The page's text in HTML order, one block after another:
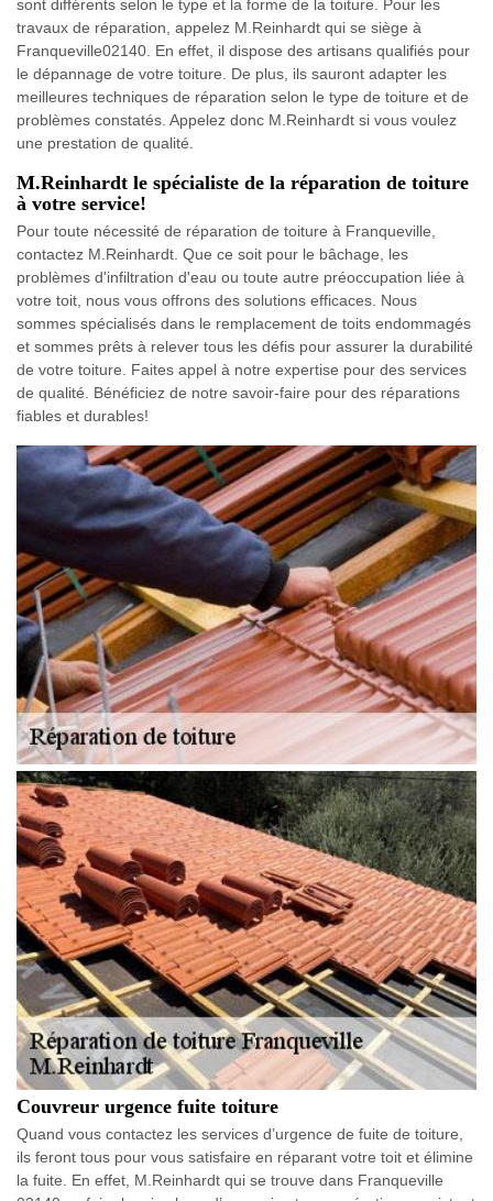
sont différents selon le type et la forme de la toiture. Pour les
travaux de réparation, appelez M.Reinhardt qui se siège à
Franqueville02140. En effet, il dispose des artisans qualifiés pour
le dépannage de votre toiture. De plus, ils sauront adapter les
meilleures techniques de réparation selon le type de toiture et de
problèmes constatés. Appelez donc M.Reinhardt si vous voulez
une prestation de qualité.
M.Reinhardt le spécialiste de la réparation de toiture
à votre service!
Pour toute nécessité de réparation de toiture à Franqueville,
contactez M.Reinhardt. Que ce soit pour le bâchage, les
problèmes d'infiltration d'eau ou toute autre préoccupation liée à
votre toit, nous vous offrons des solutions efficaces. Nous
sommes spécialisés dans le remplacement de toits endommagés
et sommes prêts à relever tous les défis pour assurer la durabilité
de votre toiture. Faites appel à notre expertise pour des services
de qualité. Bénéficiez de notre savoir-faire pour des réparations
fiables et durables!
Couvreur urgence fuite toiture
Quand vous contactez les services d’urgence de fuite de toiture,
ils feront tous pour vous satisfaire en réparant votre toit et élimine
la fuite. En effet, M.Reinhardt qui se trouve dans Franqueville